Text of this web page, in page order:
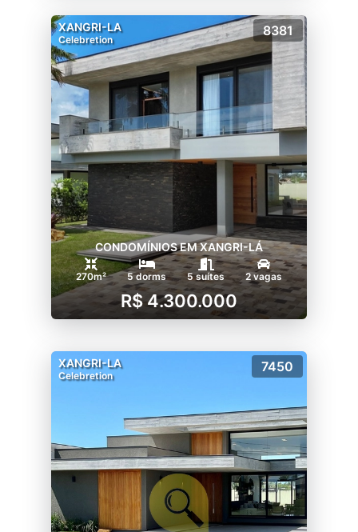
XANGRI-LA
Celebretion
8381
CONDOMÍNIOS EM XANGRI-LÁ
270m² 5 dorms 5 suítes 2 vagas
R$ 4.300.000
XANGRI-LA
Celebretion
7450